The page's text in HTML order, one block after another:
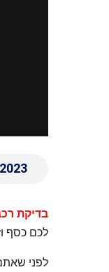
בדיקת
לכם כסף
לפני